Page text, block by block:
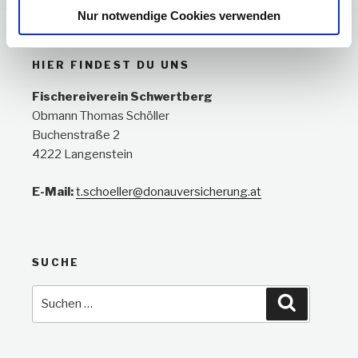
Nur notwendige Cookies verwenden
HIER FINDEST DU UNS
Fischereiverein Schwertberg
Obmann Thomas Schöller
Buchenstraße 2
4222 Langenstein
E-Mail:t.schoeller@donauversicherung.at
SUCHE